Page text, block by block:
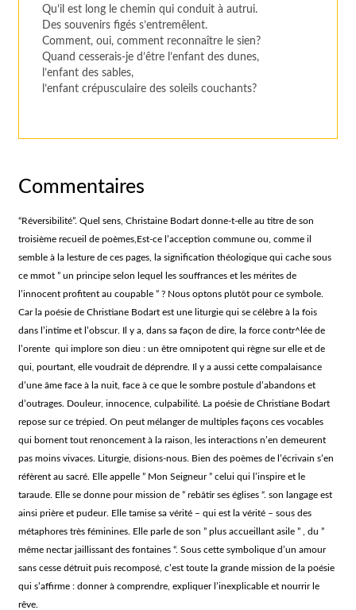
Qu’il est long le chemin qui conduit à autrui.
Des souvenirs figés s’entremêlent.
Comment, oui, comment reconnaître le sien?
Quand cesserais-je d’être l’enfant des dunes,
l’enfant des sables,
l’enfant crépusculaire des soleils couchants?
Commentaires
“Réversibilité”. Quel sens, Christaine Bodart donne-t-elle au titre de son
troisième recueil de poèmes,Est-ce l’acception commune ou, comme il
semble à la lesture de ces pages, la signification théologique qui cache sous
ce mmot ” un principe selon lequel les souffrances et les mérites de
l’innocent profitent au coupable ” ? Nous optons plutôt pour ce symbole.
Car la poésie de Christiane Bodart est une liturgie qui se célèbre à la fois
dans l’intime et l’obscur. Il y a, dans sa façon de dire, la force contr^lée de
l’orente qui implore son dieu : un être omnipotent qui règne sur elle et de
qui, pourtant, elle voudrait de déprendre. Il y a aussi cette compalaisance
d’une âme face à la nuit, face à ce que le sombre postule d’abandons et
d’outrages. Douleur, innocence, culpabilité. La poésie de Christiane Bodart
repose sur ce trépied. On peut mélanger de multiples façons ces vocables
qui bornent tout renoncement à la raison, les interactions n’en demeurent
pas moins vivaces. Liturgie, disions-nous. Bien des poèmes de l’écrivain s’en
réfèrent au sacré. Elle appelle ” Mon Seigneur ” celui qui l’inspire et le
taraude. Elle se donne pour mission de ” rebâtir ses églises “. son langage est
ainsi prière et pudeur. Elle tamise sa vérité – qui est la vérité – sous des
métaphores très féminines. Elle parle de son ” plus accueillant asile ” , du ”
même nectar jaillissant des fontaines “. Sous cette symbolique d’un amour
sans cesse détruit puis recomposé, c’est toute la grande mission de la poésie
qui s’affirme : donner à comprendre, expliquer l’inexplicable et nourrir le
rêve.